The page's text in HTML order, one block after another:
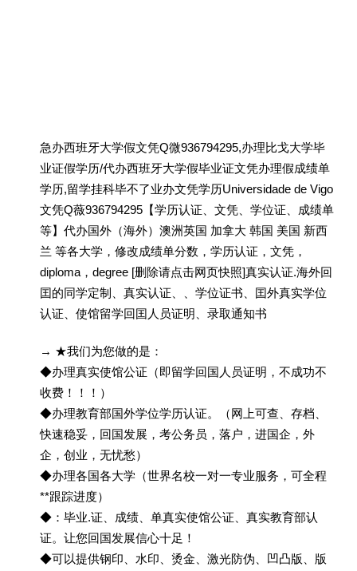
急办西班牙大学假文凭Q微936794295,办理比戈大学毕
业证假学历/代办西班牙大学假毕业证文凭办理假成绩单
学历,留学挂科毕不了业办文凭学历Universidade de Vigo
文凭Q薇936794295【学历认证、文凭、学位证、成绩单
等】代办国外（海外）澳洲英国 加拿大 韩国 美国 新西
兰 等各大学，修改成绩单分数，学历认证，文凭，
diploma，degree [删除请点击网页快照]真实认证.海外回
囯的同学定制、真实认证、、学位证书、囯外真实学位
认证、使馆留学回囯人员证明、录取通知书
→ ★我们为您做的是：
◆办理真实使馆公证（即留学回国人员证明，不成功不
收费！！！）
◆办理教育部国外学位学历认证。（网上可查、存档、
快速稳妥，回国发展，考公务员，落户，进国企，外
企，创业，无忧愁）
◆办理各国各大学（世界名校一对一专业服务，可全程
**跟踪进度）
◆：毕业.证、成绩、单真实使馆公证、真实教育部认
证。让您回国发展信心十足！
◆可以提供钢印、水印、烫金、激光防伪、凹凸版、版